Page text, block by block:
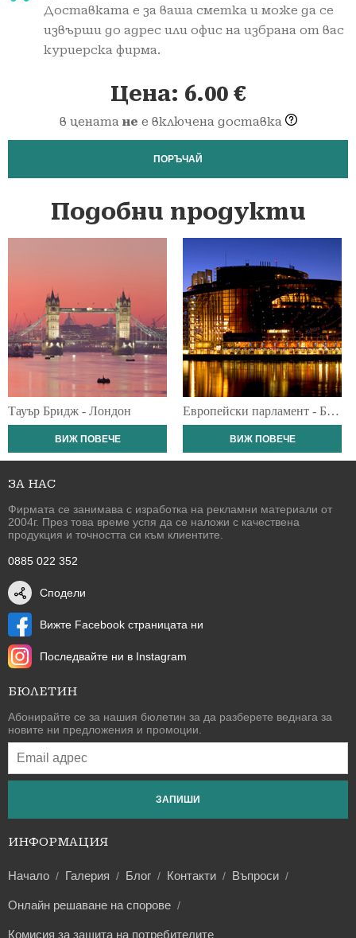
Доставката е за ваша сметка и може да се
извърши до адрес или офис на избрана от вас
куриерска фирма.
Цена: 6.00 €
в цената не е включена доставка
ПОРЪЧАЙ
Подобни продукти
Тауър Бридж - Лондон
ВИЖ ПОВЕЧЕ
Европейски парламент - Брюксел
ВИЖ ПОВЕЧЕ
ЗА НАС
Фирмата се занимава с изработка на рекламни материали от
2004г. През това време успя да се наложи с качествена
продукция и точността си към клиентите.
0885 022 352
Сподели
Вижте Facebook страницата ни
Последвайте ни в Instagram
БЮЛЕТИН
Абонирайте се за нашия бюлетин за да разберете веднага за
новите ни предложения и промоции.
ЗАПИШИ
ИНФОРМАЦИЯ
Начало Галерия Блог Контакти Въпроси
Онлайн решаване на спорове
Комисия за защита на потребителите